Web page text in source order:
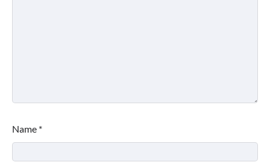
Name *